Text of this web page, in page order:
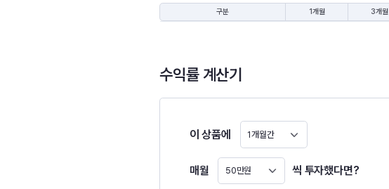
구분 1개월 3개월
수익률 계산기
이 상품에 1개월간
매월 50만원 원 씩 투자했다면?